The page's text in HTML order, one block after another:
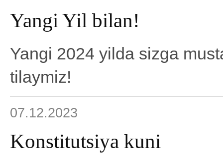
Yangi Yil bilan!
Yangi 2024 yilda sizga
tilaymiz!
07.12.2023
Konstitutsiya kuni